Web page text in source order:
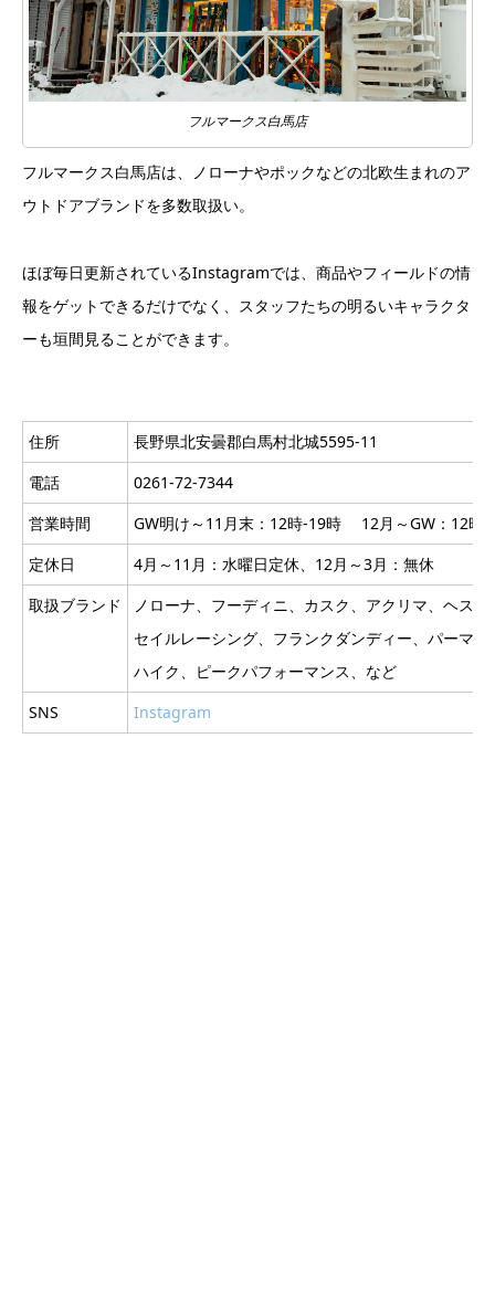
フルマークス白馬店
フルマークス白馬店は、ノローナやポックなどの北欧生まれのア
ウトドアブランドを多数取扱い。
ほぼ毎日更新されているInstagramでは、商品やフィールドの情
報をゲットできるだけでなく、スタッフたちの明るいキャラクタ
ーも垣間見ることができます。
住所
長野県北安曇郡白馬村北城5595-11
電話
0261-72-7344
営業時間
GW明け～11月末：12時-19時 12月～GW：12時-
定休日
4月～11月：水曜日定休、12月～3月：無休
取扱ブランド
ノローナ、フーディニ、カスク、アクリマ、ヘス
セイルレーシング、フランクダンディー、パーマ
ハイク、ピークパフォーマンス、など
SNS
Instagram